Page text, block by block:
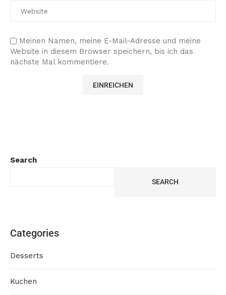
Meinen Namen, meine E-Mail-Adresse und meine
Website in diesem Browser speichern, bis ich das
nächste Mal kommentiere.
Search
SEARCH
Categories
Desserts
Kuchen